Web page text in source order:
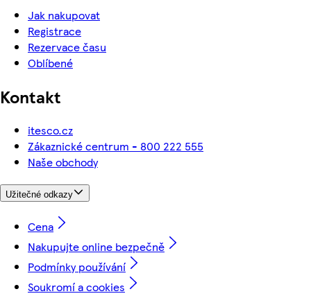
Jak nakupovat
Registrace
Rezervace času
Oblíbené
Kontakt
itesco.cz
Zákaznické centrum - 800 222 555
Naše obchody
Užitečné odkazy
Cena
Nakupujte online bezpečně
Podmínky používání
Soukromí a cookies